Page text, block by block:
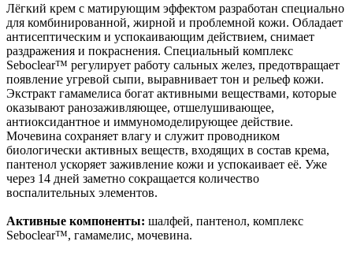
Лёгкий крем с матирующим эффектом разработан специально
для комбинированной, жирной и проблемной кожи. Обладает
антисептическим и успокаивающим действием, снимает
раздражения и покраснения. Специальный комплекс
Seboclear™ регулирует работу сальных желез, предотвращает
появление угревой сыпи, выравнивает тон и рельеф кожи.
Экстракт гамамелиса богат активными веществами, которые
оказывают ранозаживляющее, отшелушивающее,
антиоксидантное и иммуномоделирующее действие.
Мочевина сохраняет влагу и служит проводником
биологически активных веществ, входящих в состав крема,
пантенол ускоряет заживление кожи и успокаивает её. Уже
через 14 дней заметно сокращается количество
воспалительных элементов.
Активные компоненты: шалфей, пантенол, комплекс
Seboclear™, гамамелис, мочевина.